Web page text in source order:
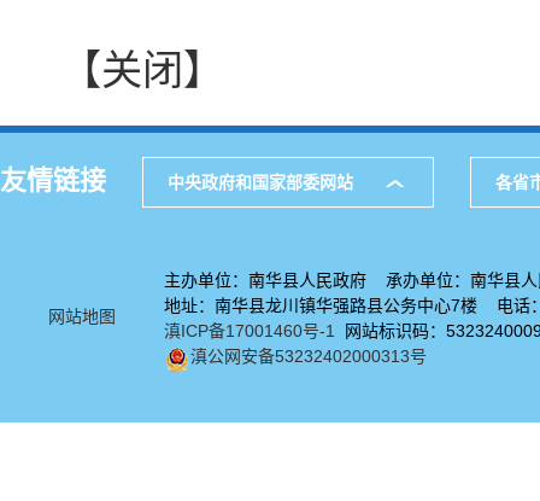
【关闭】
友情链接 中央政府和国家部委网站 各省
网站地图
主办单位：南华县人民政府 承办单位：南华县人
地址：南华县龙川镇华强路县公务中心7楼 电
滇ICP备17001460号-1
网站标识码：
滇公网安备53232402000313号